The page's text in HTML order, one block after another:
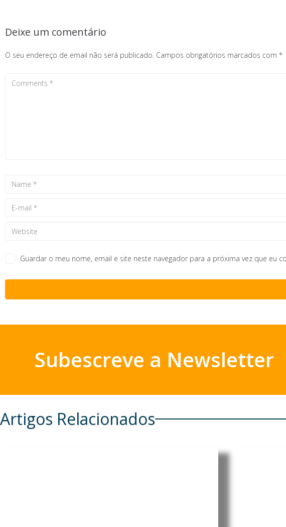
Deixe um comentário
O seu endereço de email não será publicado. Campos obrigatórios marcados com *
Guardar o meu nome, email e site neste navegador para a próxima vez que eu
Subescreve a Newsletter
Artigos Relacionados